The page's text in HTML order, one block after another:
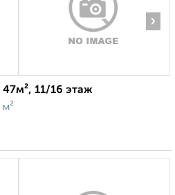
›
11/16 этаж
м²